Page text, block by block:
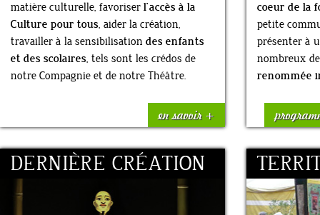
matière culturelle, favoriser l’accès à la
Culture pour tous, aider la création,
travailler à la sensibilisation des enfants
et des scolaires, tels sont les crédos de
notre Compagnie et de notre Théâtre.
en savoir +
coeur de la
petite
présenter à
nombreux
renommée
DERNIÈRE CRÉATION